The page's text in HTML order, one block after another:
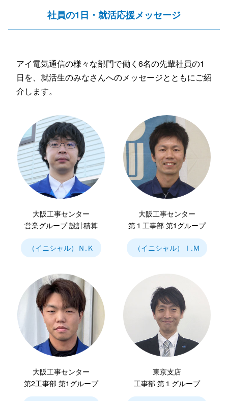
社員の1日・就活応援メッセージ
アイ電気通信の様々な部門で働く6名の先輩社員の1
日を、就活生のみなさんへのメッセージとともにご紹
介します。
大阪工事センター
営業グループ 設計積算
（イニシャル）Ｎ.Ｋ
大阪工事センター
第１工事部 第1グループ
（イニシャル）Ｉ.Ｍ
大阪工事センター
第2工事部 第1グループ
東京支店
工事部 第１グループ